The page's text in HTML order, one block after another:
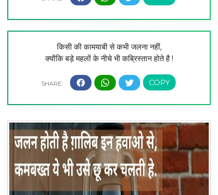
किसी की कामयाबी से कभी जलना नहीं,
क्योंकि बड़े महलों के नीचे भी कब्रिस्तान होते है !